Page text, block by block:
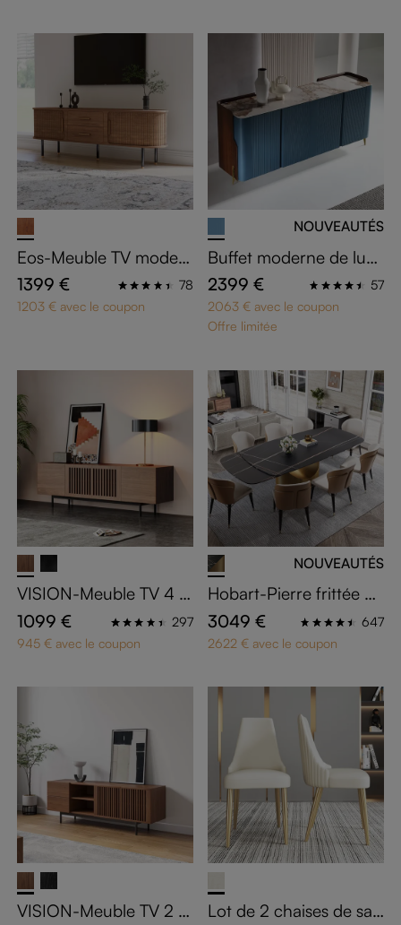
Eos-Meuble TV moder
ne du milieu du siècle
1399 €
78
1203 € avec le coupon
NOUVEAUTÉS
Buffet moderne de luxe
bleu marine 180 cm
2399 €
57
2063 € avec le coupon
Offre limitée
VISION-Meuble TV 4 p
ortes effet bois foncé 1
60 cm
1099 €
297
945 € avec le coupon
NOUVEAUTÉS
Hobart-Pierre frittée m
ate Extendable Dining T
able
3049 €
647
2622 € avec le coupon
VISION-Meuble TV 2 p
Lot de 2 chaises de sall